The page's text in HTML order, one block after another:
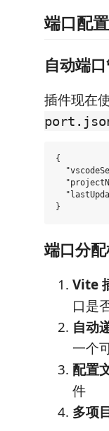
端口配置
自动端
插件现在
{
端口分
Vite
口是
自动
一个
配置
件
多项